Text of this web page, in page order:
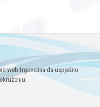
web trgovcima da uspješno